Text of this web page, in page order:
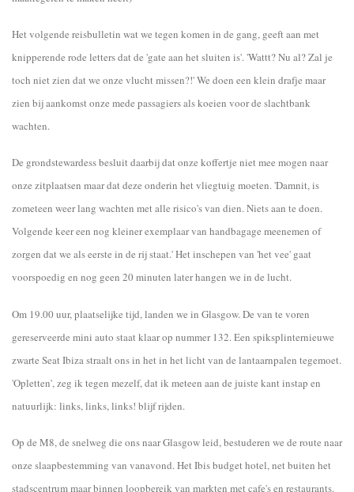
Het volgende reisbulletin wat we tegen komen in de gang, geeft aan met
knipperende rode letters dat de 'gate aan het sluiten is'. 'Wattt? Nu al? Zal je
toch niet zien dat we onze vlucht missen?!' We doen een klein drafje maar
zien bij aankomst onze mede passagiers als koeien voor de slachtbank
wachten.
De grondstewardess besluit daarbij dat onze koffertje niet mee mogen naar
onze zitplaatsen maar dat deze onderin het vliegtuig moeten. 'Damnit, is
zometeen weer lang wachten met alle risico's van dien. Niets aan te doen.
Volgende keer een nog kleiner exemplaar van handbagage meenemen of
zorgen dat we als eerste in de rij staat.' Het inschepen van 'het vee' gaat
voorspoedig en nog geen 20 minuten later hangen we in de lucht.
Om 19.00 uur, plaatselijke tijd, landen we in Glasgow. De van te voren
gereserveerde mini auto staat klaar op nummer 132. Een spiksplinternieuwe
zwarte Seat Ibiza straalt ons in het in het licht van de lantaarnpalen tegemoet.
'Opletten', zeg ik tegen mezelf, dat ik meteen aan de juiste kant instap en
natuurlijk: links, links, links! blijf rijden.
Op de M8, de snelweg die ons naar Glasgow leid, bestuderen we de route naar
onze slaapbestemming van vanavond. Het Ibis budget hotel, net buiten het
stadscentrum maar binnen loopbereik van markten met cafe's en restaurants.